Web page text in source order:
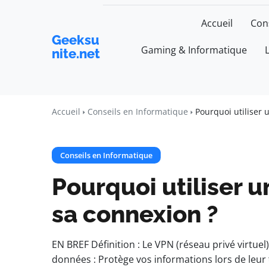
Geeksu
nite.net
Accueil
Gaming & Informatique
Accueil Conseils en Informatique Pourquoi utiliser
Conseils en Informatique
Pourquoi utiliser
sa connexion ?
EN BREF Définition : Le VPN (réseau privé
données : Protège vos informations lors de leur